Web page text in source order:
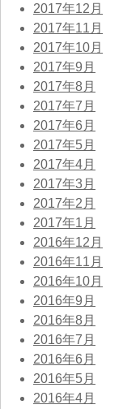
2017年12月
2017年11月
2017年10月
2017年9月
2017年8月
2017年7月
2017年6月
2017年5月
2017年4月
2017年3月
2017年2月
2017年1月
2016年12月
2016年11月
2016年10月
2016年9月
2016年8月
2016年7月
2016年6月
2016年5月
2016年4月